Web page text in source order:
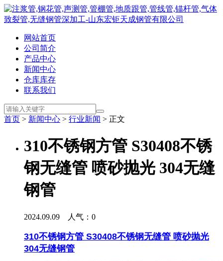
网站首页
公司简介
产品中心
新闻中心
仓库库存
联系我们
首页 > 新闻中心 > 行业新闻 > 正文
310不锈钢方管 S30408不锈
钢无缝管 喷砂抛光 304无缝
钢管
2024.09.09 人气： 0
310不锈钢方管 S30408不锈钢无缝管 喷砂抛光
304无缝钢管